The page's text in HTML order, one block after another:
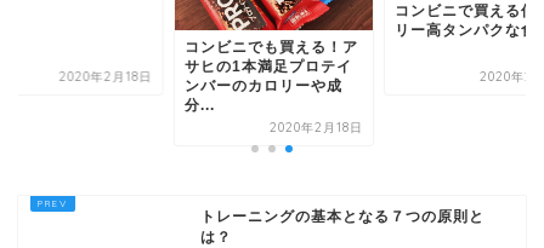
2020年2月18日
コンビニでも買える！ア
サヒの1本満足プロテイ
ンバーのカロリーや成
分...
2020年2月18日
コンビニで買える低
リー高タンパクな食
2020年2
トレーニングの基本となる７つの原則と
は？